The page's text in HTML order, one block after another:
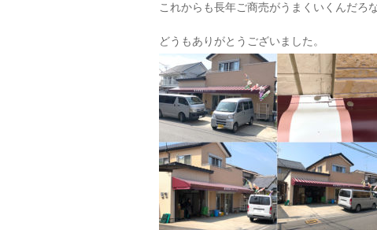
これからも長年ご商売がうまくいくんだろ
どうもありがとうございました。